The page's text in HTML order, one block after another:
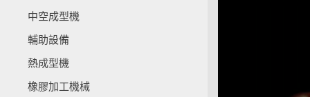
中空成型機
輔助設備
熱成型機
橡膠加工機械